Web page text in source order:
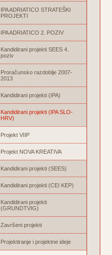
IPA ADRIATICO STRATEŠKI
PROJEKTI
IPA ADRIATICO 2. POZIV
Kandidirani projekti SEES 4.
poziv
Proračunsko razdoblje 2007-
2013
Kandidirani projekti (IPA)
Kandidirani projekti (IPA SLO-
HRV)
Projekt VIIP
Projekt NOVA KREATIVA
Kandidirani projekti (SEES)
Kandidirani projekti (CEI KEP)
Kandidirani projekti
(GRUNDTVIG)
Završeni projekti
Projektiranje i projektne ideje